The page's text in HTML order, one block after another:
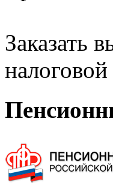
Заказать